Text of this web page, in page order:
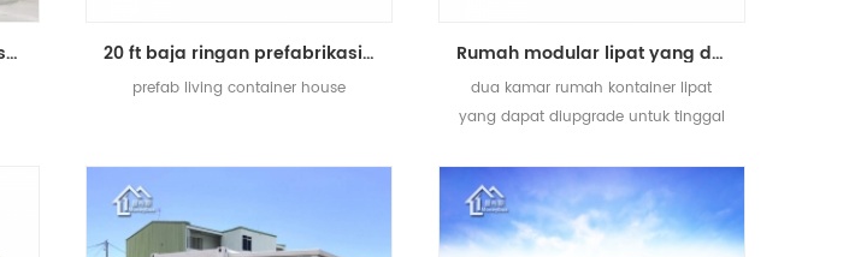
rumah kontainer prefabrikasi desain rumah produsen kontainer 20 ft baja ringan prefabrikasi rumah kontainer untuk dijual
prefab living container house
Rumah modular lipat yang dapat dilipat dengan dua kamar tidur yang sudah siap dijual
dua kamar rumah kontainer lipat
yang dapat diupgrade untuk tinggal